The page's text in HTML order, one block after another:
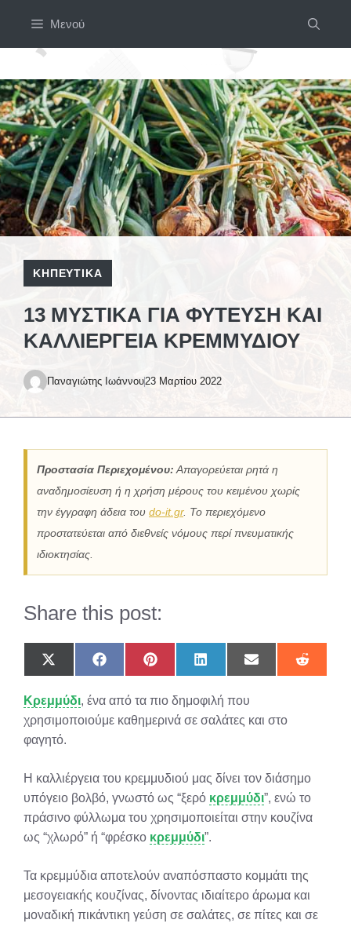
περιεχόμενο
Μενού
ΚΗΠΕΥΤΙΚΆ
13 ΜΥΣΤΙΚΆ ΓΙΑ ΦΎΤΕΥΣΗ ΚΑΙ
ΚΑΛΛΙΈΡΓΕΙΑ ΚΡΕΜΜΥΔΙΟΎ
Παναγιώτης Ιωάννου23 Μαρτίου 2022
Προστασία Περιεχομένου: Απαγορεύεται ρητά η
αναδημοσίευση ή η χρήση μέρους του κειμένου χωρίς
την έγγραφη άδεια του do-it.gr. Το περιεχόμενο
προστατεύεται από διεθνείς νόμους περί πνευματικής
ιδιοκτησίας.
Share this post:
Share
on
(Twitter)
Share
on
Share
on
Share
on
Share
on
Share
on
Κρεμμύδι, ένα από τα πιο δημοφιλή που
χρησιμοποιούμε καθημερινά σε σαλάτες και στο
φαγητό.
Η καλλιέργεια του κρεμμυδιού μας δίνει τον διάσημο
υπόγειο βολβό, γνωστό ως “ξερό κρεμμύδι”, ενώ το
πράσινο φύλλωμα του χρησιμοποιείται στην κουζίνα
ως “χλωρό” ή “φρέσκο κρεμμύδι”.
Τα κρεμμύδια αποτελούν αναπόσπαστο κομμάτι της
μεσογειακής κουζίνας, δίνοντας ιδιαίτερο άρωμα και
μοναδική πικάντικη γεύση σε σαλάτες, σε πίτες και σε